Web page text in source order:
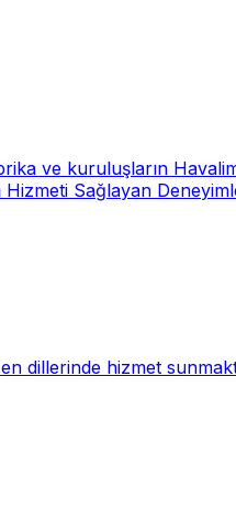
ve kuruluşların
Sağlayan
dillerinde hizmet